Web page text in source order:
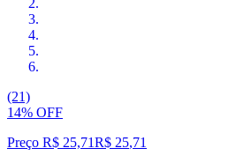
(21)
14% OFF
Preço R$ 25,71R$ 25,71